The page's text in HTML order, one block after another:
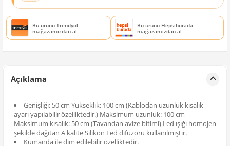
Bu ürünü Trendyol
mağazamızdan al
Bu ürünü Hepsiburada
mağazamızdan al
Açıklama
Genişliği: 50 cm Yükseklik: 100 cm (Kablodan uzunluk kısalık
ayarı yapılabilir özelliktedir.) Maksimum uzunluk: 100 cm
Maksimum kısalık: 50 cm (Tavandan avize bitimi) Led ışığı homojen
şekilde dağıtan A kalite Silikon Led difüzörü kullanılmıştır.
Kumanda ile dim edilebilir özelliktedir.